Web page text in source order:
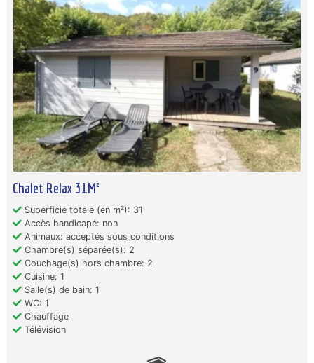
Chalet Relax 31M²
Superficie totale (en m²): 31
Accès handicapé: non
Animaux: acceptés sous conditions
Chambre(s) séparée(s): 2
Couchage(s) hors chambre: 2
Cuisine: 1
Salle(s) de bain: 1
WC: 1
Chauffage
Télévision